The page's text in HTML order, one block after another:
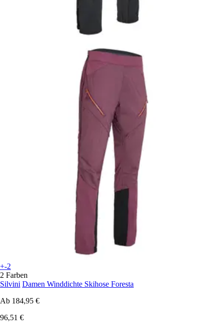
+-2
2 Farben
Silvini Damen Winddichte Skihose Foresta
Ab 184,95 €
96,51 €